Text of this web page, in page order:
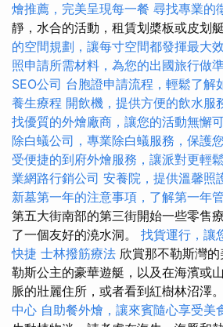
燴推薦，完美呈現每一餐 尋找專業的
靜，水合的活動，租賃划槳板或皮划
的空間規劃，讓每寸空間都發揮最大
照申請所需材料，為您的出國旅行做
SEO公司 台胞證申請流程，輕鬆了解
養生療程 開飲機，提供方便的飲水服
找優質的外燴廠商，讓您的活動無懈
除白蟻公司，專業除白蟻服務，保護
受便捷的到府外燴服務，讓派對更輕鬆
業網路行銷公司 安養院，提供溫馨照
新墓第一年的注意事項，了解第一年
第五大街南部的第三街開始一些零售
了一個友好的澆水洞。 找貨運行，讓
快捷 士林撥筋療法 欣賞那不勒斯灣
勒斯公主的豪華遊艇，以及在海濱或
脈的壯麗住所，或者看到紅樹林沼澤。
中心 自助餐外燴，讓來賓隨心享受美